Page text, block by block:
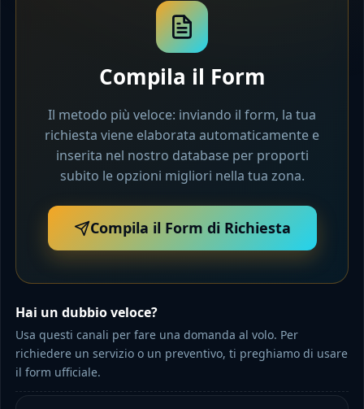
Compila il Form
Il metodo più veloce: inviando il form, la tua
richiesta viene elaborata automaticamente e
inserita nel nostro database per proporti
subito le opzioni migliori nella tua zona.
Compila il Form di Richiesta
Hai un dubbio veloce?
Usa questi canali per fare una domanda al volo. Per
richiedere un servizio o un preventivo, ti preghiamo di usare
il form ufficiale.